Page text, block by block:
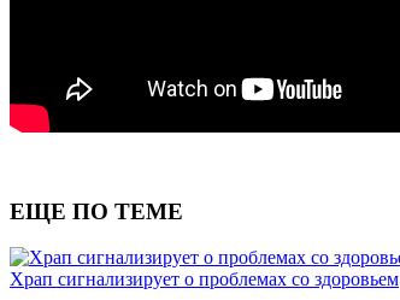
ЕЩЕ ПО ТЕМЕ
Храп сигнализирует о проблемах со здоровьем